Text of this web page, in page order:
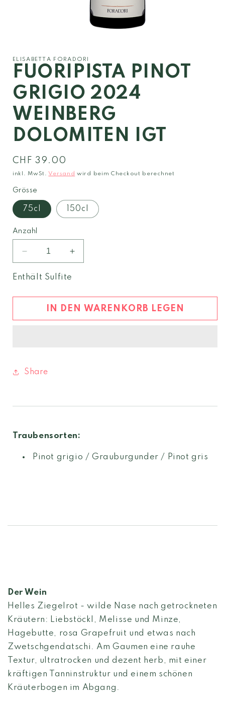
Modal
öffnen
ELISABETTA FORADORI
FUORIPISTA PINOT
GRIGIO 2024
WEINBERG
DOLOMITEN IGT
Normaler
Preis
CHF 39.00
inkl. MwSt.Versand wird beim Checkout berechnet
Grösse
75cl 150cl
Anzahl
Verringere
die
Menge
Fuoripista
Grigio
Erhöhe
die
Fuoripista
Pinot
Grigio
Enthält Sulfite
IN DEN WARENKORB LEGEN
Share
Traubensorten:
Pinot grigio / Grauburgunder / Pinot gris
Der Wein
Helles Ziegelrot - wilde Nase nach getrockneten
Kräutern: Liebstöckl, Melisse und Minze,
Hagebutte, rosa Grapefruit und etwas nach
Zwetschgendatschi. Am Gaumen eine rauhe
Textur, ultratrocken und dezent herb, mit einer
kräftigen Tanninstruktur und einem schönen
Kräuterbogen im Abgang.